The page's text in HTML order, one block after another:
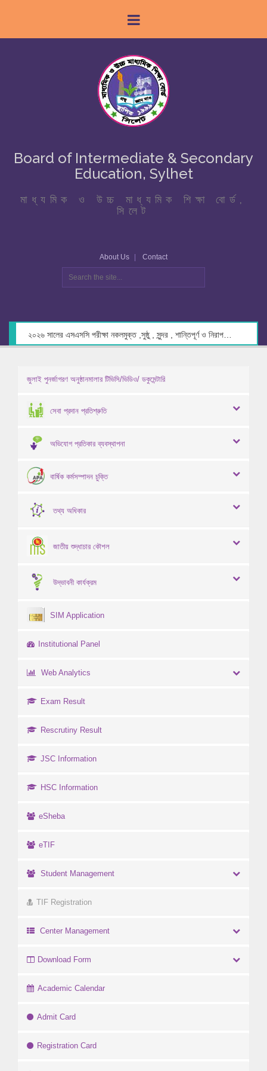
Board of Intermediate & Secondary
Education, Sylhet
মাধ্যমিক ও উচ্চ মাধ্যমিক শিক্ষা বোর্ড,
সিলেট
About Us Contact
জুলাই পুনর্জাগরণ অনুষ্ঠানমালার টিভিসি/ভিডিও/ ডকুমেন্টারি
সেবা প্রদান প্রতিশ্রুতি
অভিযোগ প্রতিকার ব্যবস্থাপনা
বার্ষিক কর্মসম্পাদন চুক্তি
তথ্য অধিকার
জাতীয় শুদ্ধাচার কৌশল
উদ্ভাবনী কার্যক্রম
SIM Application
Institutional Panel
Web Analytics
Exam Result
Rescrutiny Result
JSC Information
HSC Information
eSheba
eTIF
Student Management
TIF Registration
Center Management
Download Form
Academic Calendar
Admit Card
Registration Card